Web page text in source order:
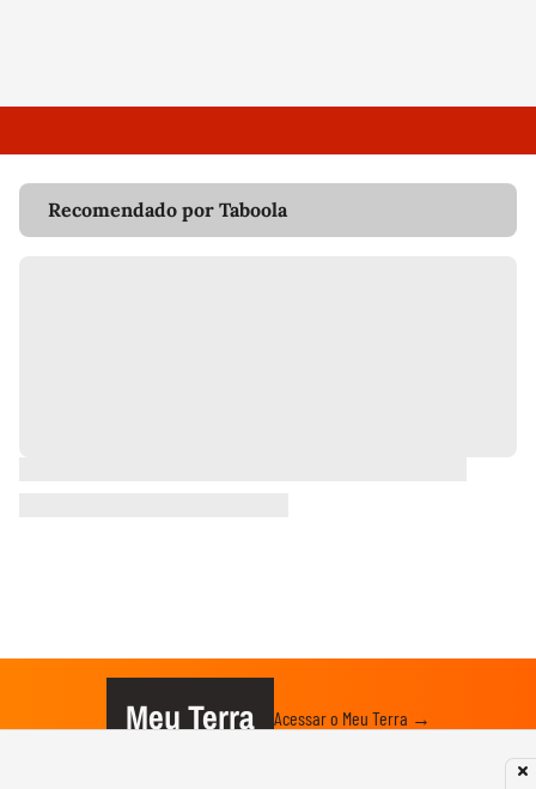
Recomendado por Taboola
Meu Terra Acessar o Meu Terra →